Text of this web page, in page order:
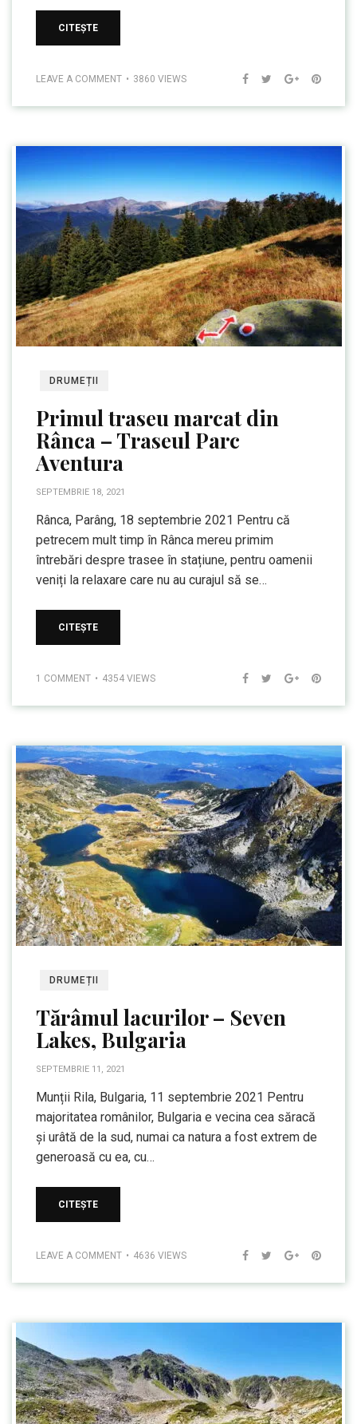
CITEȘTE
LEAVE A COMMENT 3860 VIEWS
DRUMEȚII
Primul traseu marcat din
Rânca – Traseul Parc
Aventura
SEPTEMBRIE 18, 2021
Rânca, Parâng, 18 septembrie 2021 Pentru că
petrecem mult timp în Rânca mereu primim
întrebări despre trasee în stațiune, pentru oamenii
veniți la relaxare care nu au curajul să se…
CITEȘTE
1 COMMENT 4354 VIEWS
DRUMEȚII
Tărâmul lacurilor – Seven
Lakes, Bulgaria
SEPTEMBRIE 11, 2021
Munții Rila, Bulgaria, 11 septembrie 2021 Pentru
majoritatea românilor, Bulgaria e vecina cea săracă
și urâtă de la sud, numai ca natura a fost extrem de
generoasă cu ea, cu…
CITEȘTE
LEAVE A COMMENT 4636 VIEWS